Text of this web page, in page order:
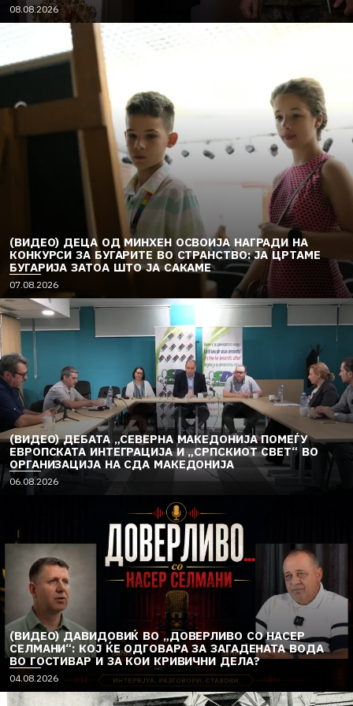
08.08.2026
(ВИДЕО) ДЕЦА ОД МИНХЕН ОСВОИЈА НАГРАДИ НА
КОНКУРСИ ЗА БУГАРИТЕ ВО СТРАНСТВО: ЈА ЦРТАМЕ
БУГАРИЈА ЗАТОА ШТО ЈА САКАМЕ
07.08.2026
(ВИДЕО) ДЕБАТА „СЕВЕРНА МАКЕДОНИЈА ПОМЕЃУ
ЕВРОПСКАТА ИНТЕГРАЦИЈА И „СРПСКИОТ СВЕТ“ ВО
ОРГАНИЗАЦИЈА НА СДА МАКЕДОНИЈА
06.08.2026
(ВИДЕО) ДАВИДОВИЌ ВО „ДОВЕРЛИВО СО НАСЕР
СЕЛМАНИ“: КОЈ ЌЕ ОДГОВАРА ЗА ЗАГАДЕНАТА ВОДА
ВО ГОСТИВАР И ЗА КОИ КРИВИЧНИ ДЕЛА?
04.08.2026